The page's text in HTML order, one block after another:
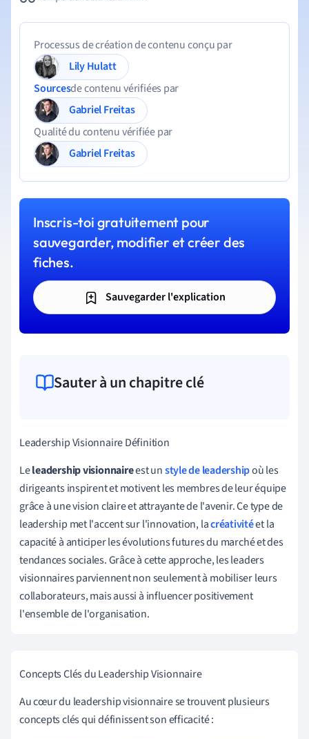
Processus de création de contenu conçu par
Lily Hulatt
Sourcesde contenu vérifiées par
Gabriel Freitas
Qualité du contenu vérifiée par
Gabriel Freitas
Inscris-toi gratuitement pour
sauvegarder, modifier et créer des
fiches.
Sauvegarder l'explication
Sauter à un chapitre clé
Leadership Visionnaire Définition
Leleadership visionnaireest unstyle de leadershipoù les
dirigeants inspirent et motivent les membres de leur équipe
grâce à une vision claire et attrayante de l'avenir. Ce type de
leadership met l'accent sur l'innovation, lacréativitéet la
capacité à anticiper les évolutions futures du marché et des
tendances sociales. Grâce à cette approche, les leaders
visionnaires parviennent non seulement à mobiliser leurs
collaborateurs, mais aussi à influencer positivement
l'ensemble de l'organisation.
Concepts Clés du Leadership Visionnaire
Au cœur du leadership visionnaire se trouvent plusieurs
concepts clés qui définissent son efficacité :